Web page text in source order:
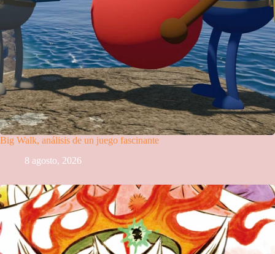
Big Walk, análisis de un juego fascinante
8 agosto, 2026